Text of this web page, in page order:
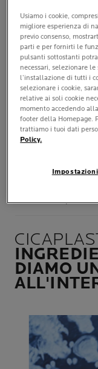
1 o 2
DOVE
Viso e
pelle.
DIAMO
Usiamo i cookie,
migliore esperienza di
previo consenso,
parti e per fornirti le
pulsanti sottostanti
necessari, selezionare
l’installazione di tutti i
selezionare i cookie,
relative ai soli cookie
momento accedendo
footer della Homepage.
trattiamo i tuoi dati
Policy.